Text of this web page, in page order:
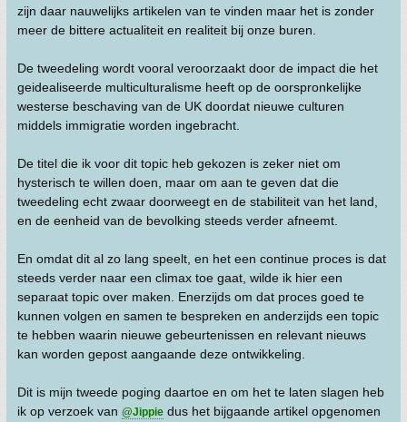
zijn daar nauwelijks artikelen van te vinden maar het is zonder
meer de bittere actualiteit en realiteit bij onze buren.
De tweedeling wordt vooral veroorzaakt door de impact die het
geidealiseerde multiculturalisme heeft op de oorspronkelijke
westerse beschaving van de UK doordat nieuwe culturen
middels immigratie worden ingebracht.
De titel die ik voor dit topic heb gekozen is zeker niet om
hysterisch te willen doen, maar om aan te geven dat die
tweedeling echt zwaar doorweegt en de stabiliteit van het land,
en de eenheid van de bevolking steeds verder afneemt.
En omdat dit al zo lang speelt, en het een continue proces is dat
steeds verder naar een climax toe gaat, wilde ik hier een
separaat topic over maken. Enerzijds om dat proces goed te
kunnen volgen en samen te bespreken en anderzijds een topic
te hebben waarin nieuwe gebeurtenissen en relevant nieuws
kan worden gepost aangaande deze ontwikkeling.
Dit is mijn tweede poging daartoe en om het te laten slagen heb
ik op verzoek van @Jippie dus het bijgaande artikel opgenomen